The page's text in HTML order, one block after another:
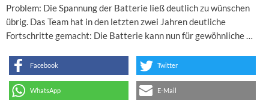
Problem: Die Spannung der Batterie ließ deutlich zu wünschen
übrig. Das Team hat in den letzten zwei Jahren deutliche
Fortschritte gemacht: Die Batterie kann nun für gewöhnliche …
Facebook Twitter
WhatsApp E-Mail